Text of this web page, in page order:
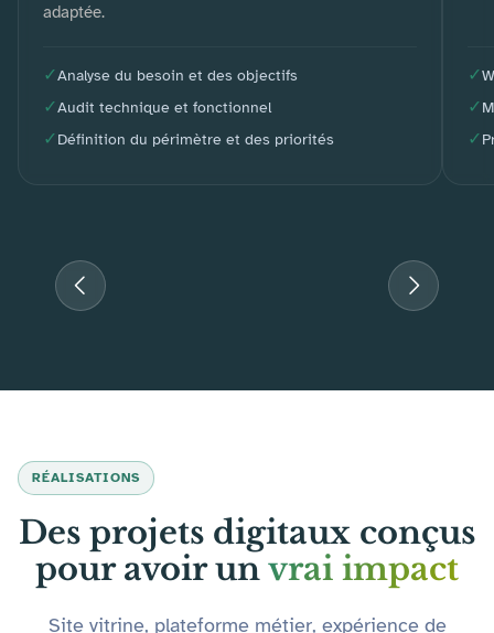
adaptée.
Analyse du besoin et des objectifs
Audit technique et fonctionnel
Définition du périmètre et des priorités
RÉALISATIONS
Des projets digitaux conçus
pour avoir unvrai impact
Site vitrine, plateforme métier, expérience de